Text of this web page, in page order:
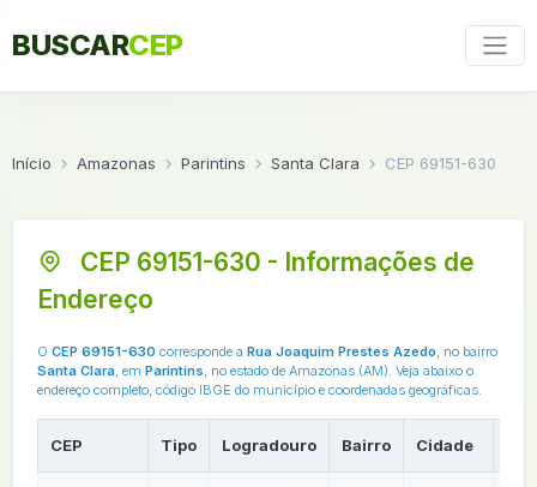
BUSCARCEP
Início Amazonas Parintins Santa Clara CEP 69151-630
CEP 69151-630 - Informações de
Endereço
O CEP 69151-630 corresponde a Rua Joaquim Prestes Azedo, no bairro
Santa Clara, em Parintins, no estado de Amazonas (AM). Veja abaixo o
endereço completo, código IBGE do município e coordenadas geográficas.
CEP Tipo Logradouro Bairro Cidade